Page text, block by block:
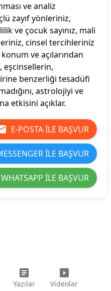
ve analiz
zayıf yönleriniz,
ve çocuk sayınız, mali
cinsel tercihleriniz
ve açılarından
eşcinsellerin,
benzerliği tesadüfi
astrolojiyi ve
etkisini açıklar.
E-POSTA ILE BAŞVUR
ILE BAŞVUR
WHATSAPP ILE BAŞVUR
Yazılar Videolar